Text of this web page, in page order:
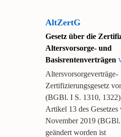
AltZertG
Gesetz über die
Altersvorsorge- und
Basisrentenverträgen
Altersvorsorgeverträge-
Zertifizierungsgesetz
(BGBl. I S. 1310,
Artikel 13 des Gesetzes
November 2019
geändert worden ist